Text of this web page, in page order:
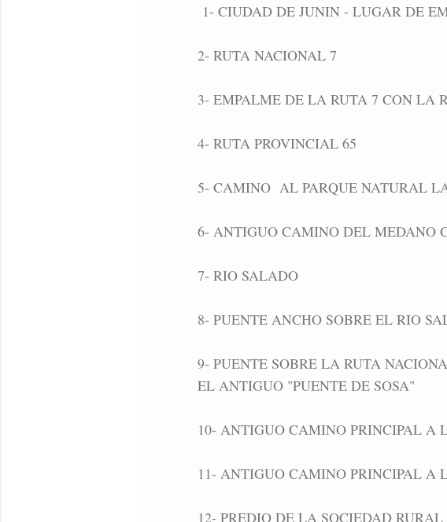
1- CIUDAD DE JUNIN - LUGAR DE
2- RUTA NACIONAL 7
3- EMPALME DE LA RUTA 7 CON LA
4- RUTA PROVINCIAL 65
5- CAMINO AL PARQUE NATURAL
6- ANTIGUO CAMINO DEL MEDANO
7- RIO SALADO
8- PUENTE ANCHO SOBRE EL RIO
9- PUENTE SOBRE LA RUTA
EL ANTIGUO "PUENTE DE SOSA"
10- ANTIGUO CAMINO PRINCIPAL A
11- ANTIGUO CAMINO PRINCIPAL A
12- PREDIO DE LA SOCIEDAD RURAL